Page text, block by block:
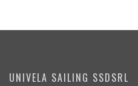
UNIVELA SAILING SSDSRL